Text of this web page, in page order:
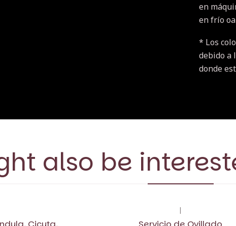
en
en frío
* Los
debido a
donde
also be
|